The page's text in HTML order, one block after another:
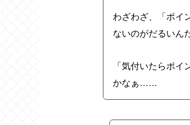
わざわざ、「ポイ
ないのがだるいん
「気付いたらポ
かなぁ……